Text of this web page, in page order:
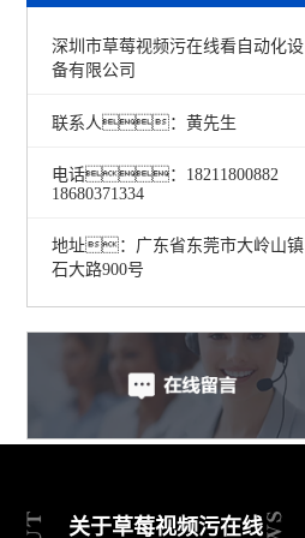
深圳市草莓视频污在线看自动化设
备有限公司
联系人：黄先生
电话：18211800882
18680371334
地址：广东省东莞市大岭山镇
石大路900号
关于草莓视频污在线